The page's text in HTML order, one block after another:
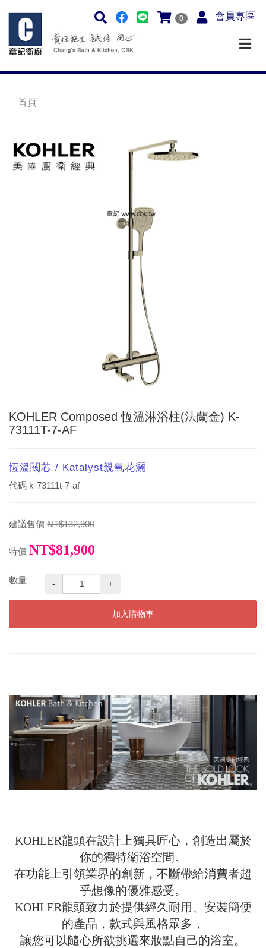
0 會員專區
首頁
KOHLER Composed 恆溫淋浴柱(法蘭金) K-
73111T-7-AF
恆溫閥芯 / Katalyst親氧花灑
代碼 k-73111t-7-af
建議售價 NT$132,900
特價 NT$81,900
數量 - +
加入購物車
KOHLER龍頭在設計上獨具匠心，創造出屬於
你的獨特衛浴空間。
在功能上引領業界的創新，不斷帶給消費者超
乎想像的優雅感受。
KOHLER龍頭致力於提供經久耐用、安裝簡便
的產品，款式與風格眾多，
讓您可以隨心所欲挑選來妝點自己的浴室。